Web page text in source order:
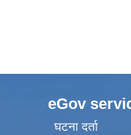
eGov
घटना दर्ता